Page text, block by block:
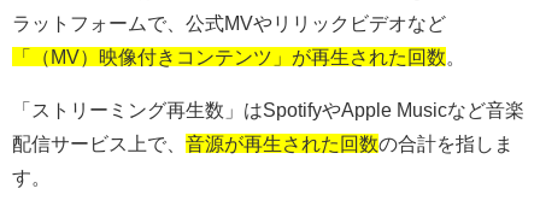
ラットフォームで、公式MVやリリックビデオなど
「（MV）映像付きコンテンツ」が再生された回数
「ストリーミング再生数」はSpotifyやApple Musicなど音楽
配信サービス上で、 音源が再生された回数の合計を指しま
す。